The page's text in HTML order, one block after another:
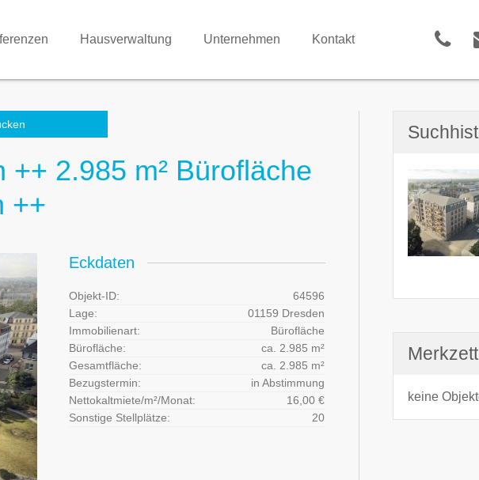
Hausverwaltung Unternehmen Kontakt
2.985 m² Bürofläche
++
Eckdaten
Objekt-ID:
64596
Lage:
01159 Dresden
Immobilienart:
Bürofläche
Bürofläche:
ca. 2.985 m²
Gesamtfläche:
ca. 2.985 m²
Bezugstermin:
in Abstimmung
Nettokaltmiete/m²/Monat:
16,00 €
Sonstige Stellplätze:
20
keine